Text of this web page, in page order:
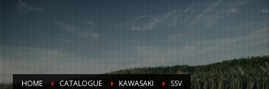
HOME CATALOGUE KAWASAKI SSV